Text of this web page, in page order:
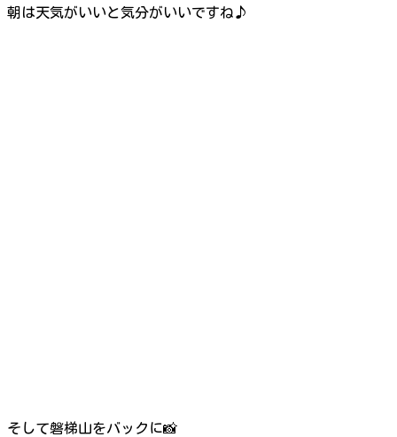
朝は天気がいいと気分がいいですね♪
そして磐梯山をバックに📸